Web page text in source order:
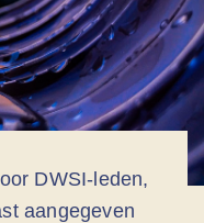
DWSI-leden,
aangegeven